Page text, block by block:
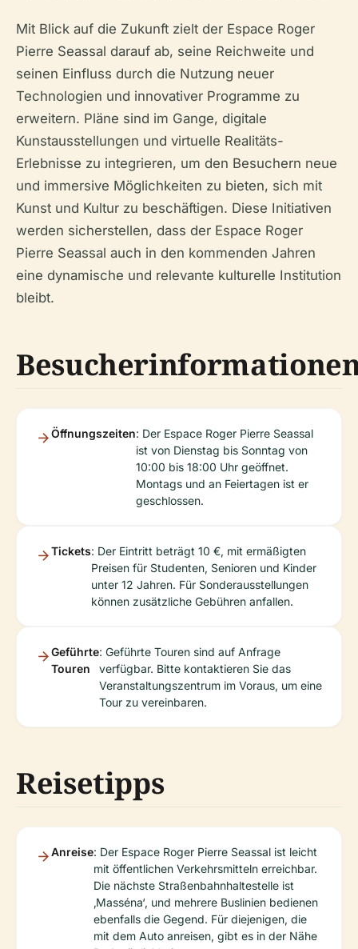
Mit Blick auf die Zukunft zielt der Espace Roger
Pierre Seassal darauf ab, seine Reichweite und
seinen Einfluss durch die Nutzung neuer
Technologien und innovativer Programme zu
erweitern. Pläne sind im Gange, digitale
Kunstausstellungen und virtuelle Realitäts-
Erlebnisse zu integrieren, um den Besuchern neue
und immersive Möglichkeiten zu bieten, sich mit
Kunst und Kultur zu beschäftigen. Diese Initiativen
werden sicherstellen, dass der Espace Roger
Pierre Seassal auch in den kommenden Jahren
eine dynamische und relevante kulturelle Institution
bleibt.
Öffnungszeiten: Der Espace Roger Pierre Seassal
ist von Dienstag bis Sonntag von
10:00 bis 18:00 Uhr geöffnet.
Montags und an Feiertagen ist er
geschlossen.
Tickets: Der Eintritt beträgt 10 €, mit ermäßigten
Preisen für Studenten, Senioren und Kinder
unter 12 Jahren. Für Sonderausstellungen
können zusätzliche Gebühren anfallen.
Geführte
Touren
: Geführte Touren sind auf Anfrage
verfügbar. Bitte kontaktieren Sie das
Veranstaltungszentrum im Voraus, um eine
Tour zu vereinbaren.
Reisetipps
Anreise: Der Espace Roger Pierre Seassal ist leicht
mit öffentlichen Verkehrsmitteln erreichbar.
Die nächste Straßenbahnhaltestelle ist
‚Masséna‘, und mehrere Buslinien bedienen
ebenfalls die Gegend. Für diejenigen, die
mit dem Auto anreisen, gibt es in der Nähe